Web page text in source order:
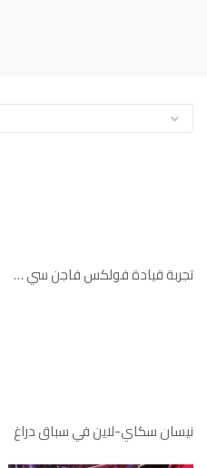
تجربة قيادة فولكس فاجن سي سي
نيسان سكاي-لاين في سباق دراغ